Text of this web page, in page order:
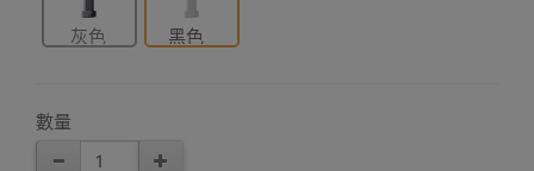
灰色 黑色
數量